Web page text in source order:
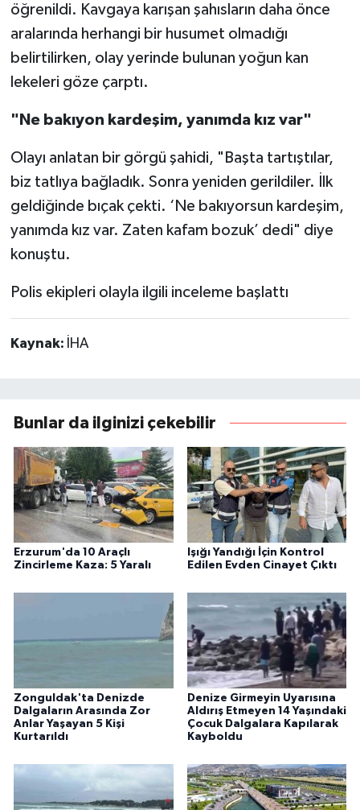
öğrenildi. Kavgaya karışan şahısların daha önce
aralarında herhangi bir husumet olmadığı
belirtilirken, olay yerinde bulunan yoğun kan
lekeleri göze çarptı.
"Ne bakıyon kardeşim, yanımda kız var"
Olayı anlatan bir görgü şahidi, "Başta tartıştılar,
biz tatlıya bağladık. Sonra yeniden gerildiler. İlk
geldiğinde bıçak çekti. ‘Ne bakıyorsun kardeşim,
yanımda kız var. Zaten kafam bozuk’ dedi" diye
konuştu.
Polis ekipleri olayla ilgili inceleme başlattı
Kaynak: İHA
Bunlar da ilginizi çekebilir
Erzurum'da 10 Araçlı
Zincirleme Kaza: 5 Yaralı
Işığı Yandığı İçin Kontrol
Edilen Evden Cinayet Çıktı
Zonguldak'ta Denizde
Dalgaların Arasında Zor
Anlar Yaşayan 5 Kişi
Kurtarıldı
Denize Girmeyin Uyarısına
Aldırış Etmeyen 14 Yaşındaki
Çocuk Dalgalara Kapılarak
Kayboldu